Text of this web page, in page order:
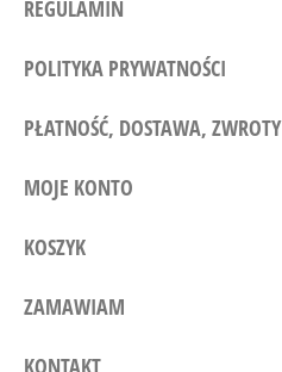
REGULAMIN
POLITYKA PRYWATNOŚCI
PŁATNOŚĆ, DOSTAWA, ZWROTY
MOJE KONTO
KOSZYK
ZAMAWIAM
KONTAKT